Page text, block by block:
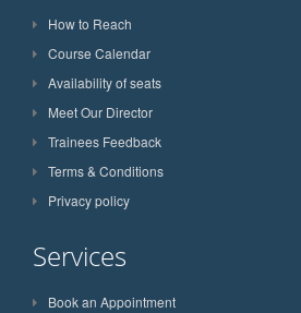
How to Reach
Course Calendar
Availability of seats
Meet Our Director
Trainees Feedback
Terms & Conditions
Privacy policy
Services
Book an Appointment